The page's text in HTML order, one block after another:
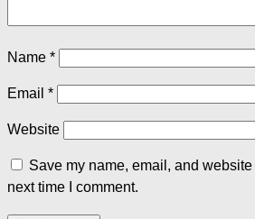
Name *
Email *
Website
Save my name, email, and
next time I comment.